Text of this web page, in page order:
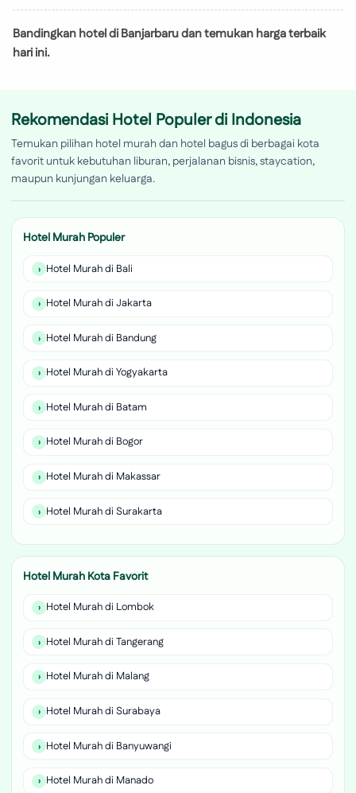
Bandingkan hotel di Banjarbaru dan temukan harga terbaik
hari ini.
Rekomendasi Hotel Populer di Indonesia
Temukan pilihan hotel murah dan hotel bagus di berbagai kota
favorit untuk kebutuhan liburan, perjalanan bisnis, staycation,
maupun kunjungan keluarga.
Hotel Murah Populer
Hotel Murah di Bali
Hotel Murah di Jakarta
Hotel Murah di Bandung
Hotel Murah di Yogyakarta
Hotel Murah di Batam
Hotel Murah di Bogor
Hotel Murah di Makassar
Hotel Murah di Surakarta
Hotel Murah Kota Favorit
Hotel Murah di Lombok
Hotel Murah di Tangerang
Hotel Murah di Malang
Hotel Murah di Surabaya
Hotel Murah di Banyuwangi
Hotel Murah di Manado